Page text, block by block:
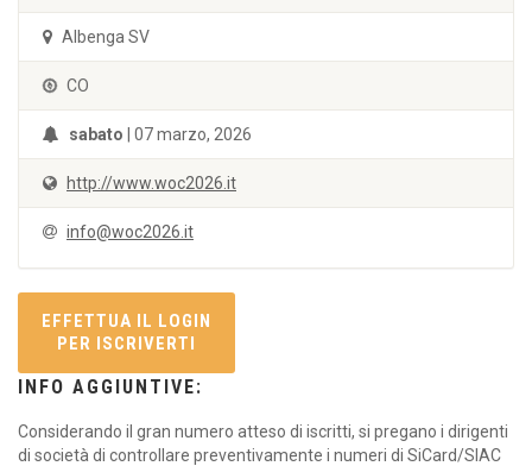
Albenga SV
CO
sabato | 07 marzo, 2026
http://www.woc2026.it
info@woc2026.it
EFFETTUA IL LOGIN
PER ISCRIVERTI
INFO AGGIUNTIVE:
Considerando il gran numero atteso di iscritti, si pregano i dirigenti
di società di controllare preventivamente i numeri di SiCard/SIAC